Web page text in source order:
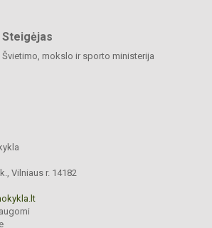
Steigėjas
Švietimo, mokslo ir sporto ministerija
Vilniaus r. 14182